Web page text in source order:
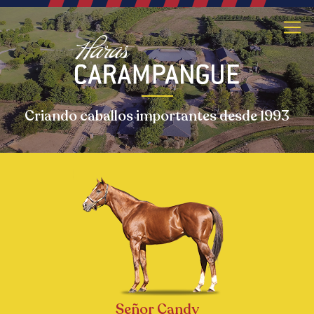
Criando caballos importantes desde 1993
Señor Candy